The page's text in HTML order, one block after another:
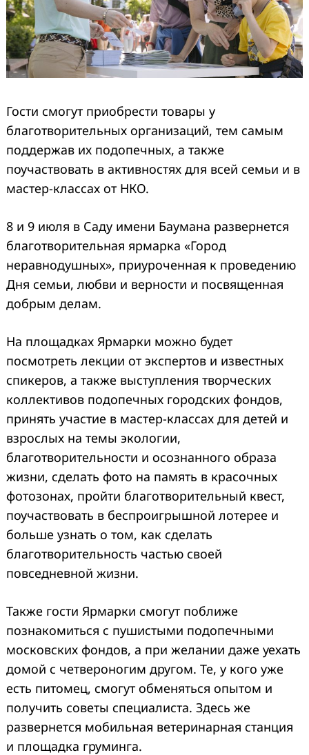
Гости смогут приобрести товары у
благотворительных организаций, тем самым
поддержав их подопечных, а также
поучаствовать в активностях для всей семьи и в
мастер-классах от НКО.
8 и 9 июля в Саду имени Баумана развернется
благотворительная ярмарка «Город
неравнодушных», приуроченная к проведению
Дня семьи, любви и верности и посвященная
добрым делам.
На площадках Ярмарки можно будет
посмотреть лекции от экспертов и известных
спикеров, а также выступления творческих
коллективов подопечных городских фондов,
принять участие в мастер-классах для детей и
взрослых на темы экологии,
благотворительности и осознанного образа
жизни, сделать фото на память в красочных
фотозонах, пройти благотворительный квест,
поучаствовать в беспроигрышной лотерее и
больше узнать о том, как сделать
благотворительность частью своей
повседневной жизни.
Также гости Ярмарки смогут поближе
познакомиться с пушистыми подопечными
московских фондов, а при желании даже уехать
домой с четвероногим другом. Те, у кого уже
есть питомец, смогут обменяться опытом и
получить советы специалиста. Здесь же
развернется мобильная ветеринарная станция
и площадка груминга.
Search